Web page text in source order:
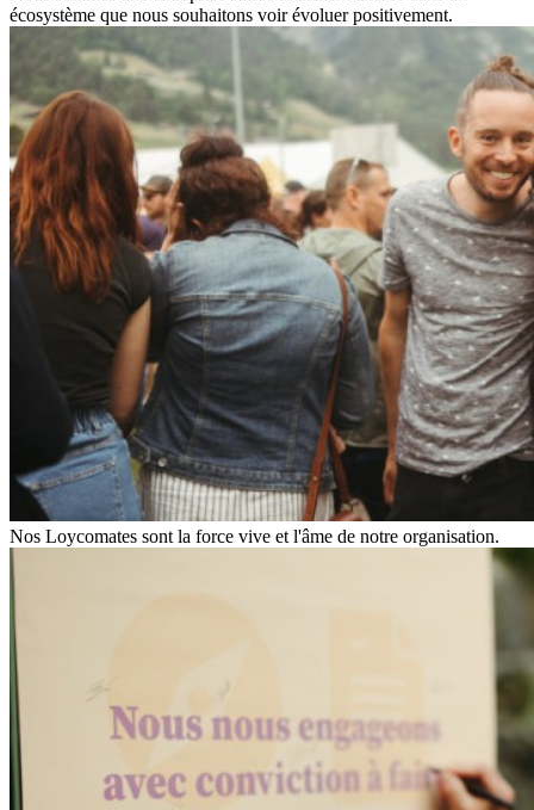
écosystème que nous souhaitons voir évoluer positivement.
Nos Loycomates sont la force vive et l'âme de notre organisation.